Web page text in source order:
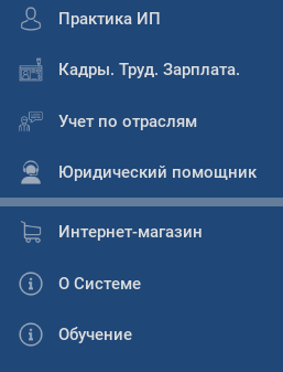
Практика ИП
Кадры. Труд. Зарплата.
Учет по отраслям
Юридический помощник
Интернет-магазин
О Системе
Обучение